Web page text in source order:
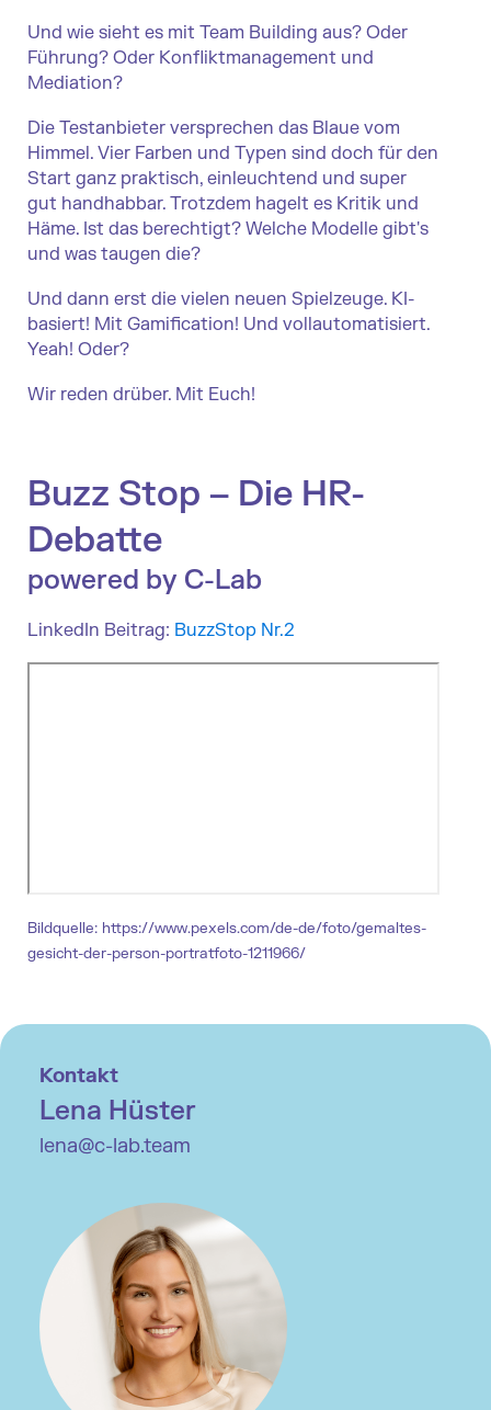
Und wie sieht es mit Team Building aus? Oder
Führung? Oder Konfliktmanagement und
Mediation?
Die Testanbieter versprechen das Blaue vom
Himmel. Vier Farben und Typen sind doch für den
Start ganz praktisch, einleuchtend und super
gut handhabbar. Trotzdem hagelt es Kritik und
Häme. Ist das berechtigt? Welche Modelle gibt's
und was taugen die?
Und dann erst die vielen neuen Spielzeuge. KI-
basiert! Mit Gamification! Und vollautomatisiert.
Yeah! Oder?
Wir reden drüber. Mit Euch!
Buzz Stop – Die HR-
Debatte
powered by C-Lab
LinkedIn Beitrag: BuzzStop Nr.2
Bildquelle: https://www.pexels.com/de-de/foto/gemaltes-
gesicht-der-person-portratfoto-1211966/
Kontakt
Lena Hüster
lena@c-lab.team